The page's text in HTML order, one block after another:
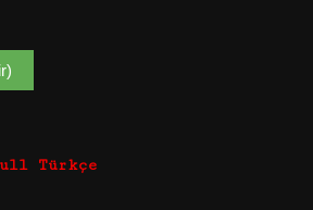
Türkçe